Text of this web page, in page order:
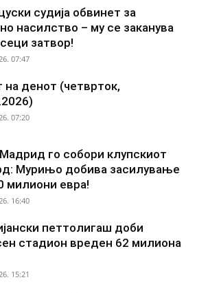
судија обвинет за
насилство – му се заканува
затвор!
07:47
на денот (четврток,
07:20
го собори клупскиот
Мурињо добива засилување
милиони евра!
16:40
петтолигаш доби
стадион вреден 62 милиона
15:21